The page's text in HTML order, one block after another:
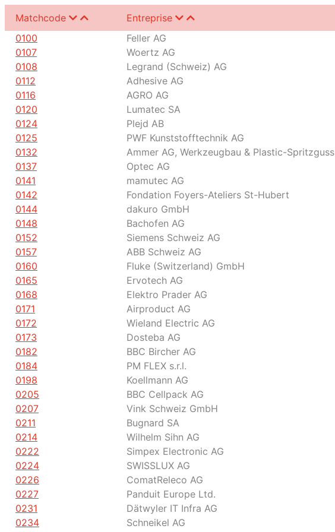
Matchcode Entreprise
0100
Feller AG
0107
Woertz AG
0108
Legrand (Schweiz) AG
0112
Adhesive AG
0116
AGRO AG
0120
Lumatec SA
0124
Plejd AB
0125
PWF Kunststofftechnik AG
0132
Ammer AG, Werkzeugbau & Plastic-Spritzguss
0137
Optec AG
0141
mamutec AG
0142
Fondation Foyers-Ateliers St-Hubert
0144
dakuro GmbH
0148
Bachofen AG
0152
Siemens Schweiz AG
0157
ABB Schweiz AG
0160
Fluke (Switzerland) GmbH
0165
Ervotech AG
0168
Elektro Prader AG
0171
Airproduct AG
0172
Wieland Electric AG
0173
Dosteba AG
0182
BBC Bircher AG
0184
PM FLEX s.r.l.
0198
Koellmann AG
0205
BBC Cellpack AG
0207
Vink Schweiz GmbH
0211
Bugnard SA
0214
Wilhelm Sihn AG
0222
Simpex Electronic AG
0224
SWISSLUX AG
0226
ComatReleco AG
0227
Panduit Europe Ltd.
0231
Dätwyler IT Infra AG
0234
Schneikel AG